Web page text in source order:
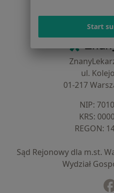
Centrum
Kontakt
ul.
01-217
NIP:
KRS:
REGON:
Sąd Rejonowy dla m.st.
Wydział
Start